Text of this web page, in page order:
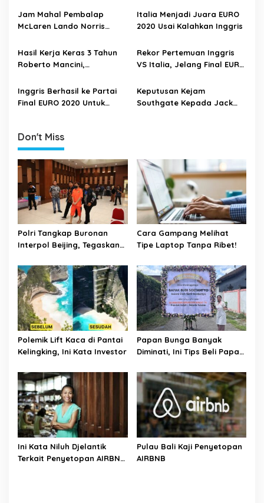
a
i
o
n
EURO 2020
Jam Mahal Pembalap
McLaren Lando Norris
Final EURO 2020
Italia Menjadi Juara EURO
2020 Usai Kalahkan Inggris
Hasil Kerja Keras 3 Tahun
Roberto Mancini,
Rekor Pertemuan Inggris
VS Italia, Jelang Final EURO
Inggris Berhasil ke Partai
Final EURO 2020 Untuk
Keputusan Kejam
Southgate Kepada Jack
Don't Miss
Polri Tangkap Buronan
Interpol Beijing, Tegaskan
Kejahatan Transnasional
Cara Gampang Melihat
Tipe Laptop Tanpa Ribet!
Polemik Lift Kaca di Pantai
Kelingking, Ini Kata Investor
Papan Bunga Banyak
Diminati, Ini Tips Beli Papan
Ini Kata Niluh Djelantik
Terkait Penyetopan AIRBNB
Pulau Bali Kaji Penyetopan
AIRBNB